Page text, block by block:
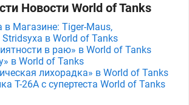
Новости World of Tanks
в Магазине: Tiger-Maus,
в World of Tanks
в раю» в World of Tanks
в World of Tanks
лихорадка» в World of Tanks
T-26A с супертеста World of Tanks